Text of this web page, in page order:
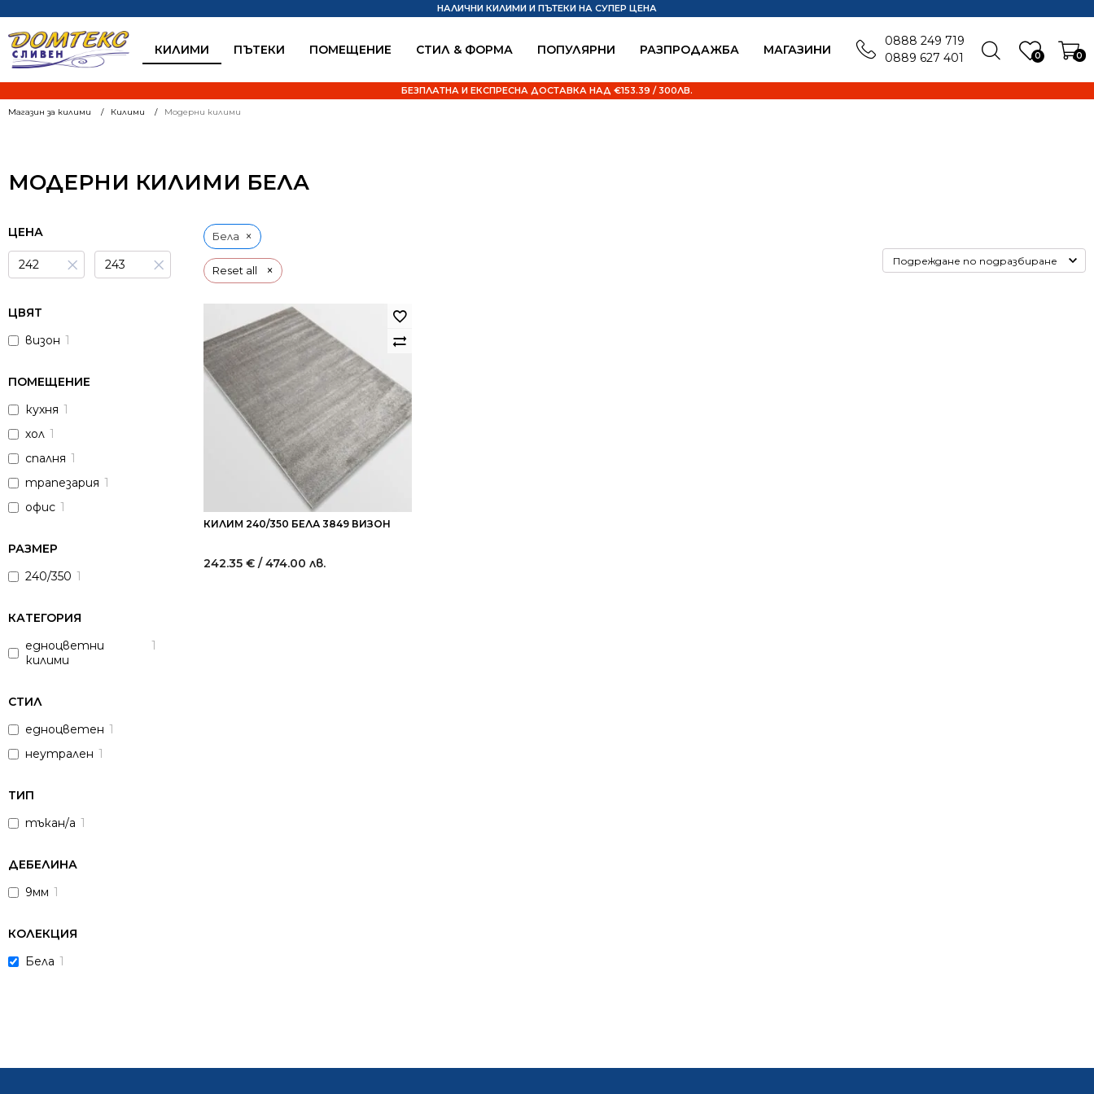
КИЛИМИ ПЪТЕКИ ПОМЕЩЕНИЕ СТИЛ & ФОРМА ПОПУЛЯРНИ РАЗПРОДАЖБА MАГАЗИНИ 0 0
НАЛИЧНИ КИЛИМИ И ПЪТЕКИ НА СУПЕР ЦЕНА
БЕЗПЛАТНА И ЕКСПРЕСНА ДОСТАВКА НАД €153.39 / 300ЛВ.
0888 249 719
0889 627 401
Магазин за килими Килими Модерни килими
МОДЕРНИ КИЛИМИ БЕЛА
ЦЕНА
× ×
ЦВЯТ
визон 1
ПОМЕЩЕНИЕ
кухня 1
хол 1
спалня 1
трапезария 1
офис 1
РАЗМЕР
240/350 1
КАТЕГОРИЯ
едноцветни
килими
1
СТИЛ
едноцветен 1
неутрален 1
ТИП
тъкан/а 1
ДЕБЕЛИНА
9мм 1
КОЛЕКЦИЯ
Бела 1
Reset all ×
Бела ×
КИЛИМ 240/350 БЕЛА 3849 ВИЗОН
242.35 € / 474.00 лв.